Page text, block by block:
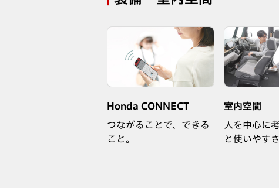
Honda CONNECT
つながることで、できる
こと。
室内空間
人を中心に
と使いやすさ